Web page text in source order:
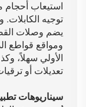
استيعاب أحجام
توجيه
ومواقع قواطع
الأولي سهلاً،
تعديلات أو
سيناريوهات